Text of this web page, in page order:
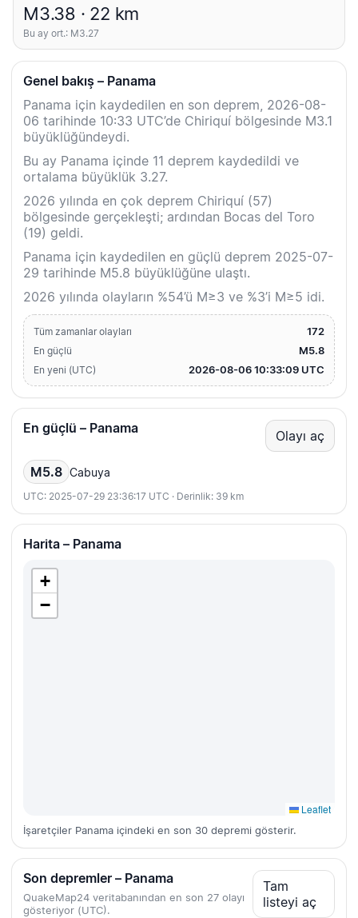
M3.38 · 22 km
Bu ay ort.: M3.27
Genel bakış – Panama
Panama için kaydedilen en son deprem, 2026-08-
06 tarihinde 10:33 UTC’de Chiriquí bölgesinde M3.1
büyüklüğündeydi.
Bu ay Panama içinde 11 deprem kaydedildi ve
ortalama büyüklük 3.27.
2026 yılında en çok deprem Chiriquí (57)
bölgesinde gerçekleşti; ardından Bocas del Toro
(19) geldi.
Panama için kaydedilen en güçlü deprem 2025-07-
29 tarihinde M5.8 büyüklüğüne ulaştı.
2026 yılında olayların %54’ü M≥3 ve %3’i M≥5 idi.
Tüm zamanlar olayları 172
En güçlü M5.8
En yeni (UTC) 2026-08-06 10:33:09 UTC
En güçlü – Panama Olayı aç
M5.8 Cabuya
UTC: 2025-07-29 23:36:17 UTC · Derinlik: 39 km
Harita – Panama
+
−
Leaflet
İşaretçiler Panama içindeki en son 30 depremi gösterir.
Son depremler – Panama
QuakeMap24 veritabanından en son 27 olayı
gösteriyor (UTC).
Tam
listeyi aç